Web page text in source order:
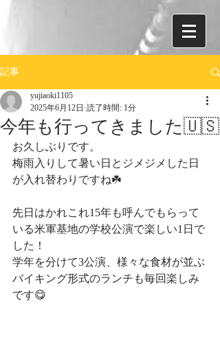
記事
今年も行ってきました🇺🇸
yujiaoki1105
2025年6月12日 読了時間: 1分
お久しぶりです。
梅雨入りして暑い日とジメジメした日
が入れ替わりですね☘️
先日はかれこれ15年も呼んでもらって
いる米軍基地の学校公演で楽しい1日で
した！
学年を分けて3公演、様々な食材が並ぶ
バイキング形式のランチも毎回楽しみ
です😋